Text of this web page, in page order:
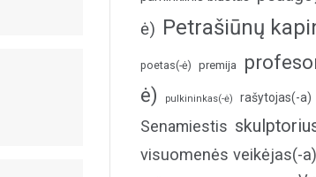
ė) Petrašiūnų
poetas(-ė) premija
ė)
pulkininkas(-ė) rašytojas(-a)
Senamiestis
visuomenės veikėjas(-a)